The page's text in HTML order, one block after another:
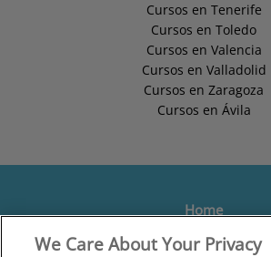
Cursos en Tenerife
Cursos en Toledo
Cursos en Valencia
Cursos en Valladolid
Cursos en Zaragoza
Cursos en Ávila
Home
Formación
We Care About Your Privacy